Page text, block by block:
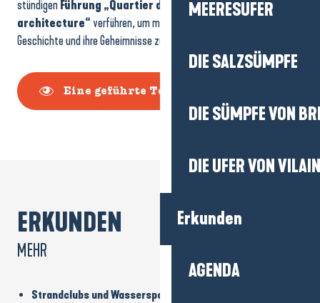
MEERESUFER
DIE SALZSÜMPFE
DIE SÜMPFE VON
DIE UFER VON
Erkunden
AGENDA
stündigen Führung „Quartier du centre-ville: villas et
architecture“ verführen, um mehr über diese Villen, ihre
Geschichte und ihre Geheimnisse zu erfahren.
Eine geführte Tour wählen
ERKUNDEN
MEHR
Strandclubs und Wassersport